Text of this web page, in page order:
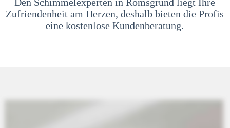
Zufriendenheit am Herzen, deshalb bieten die Profis
eine kostenlose Kundenberatung.